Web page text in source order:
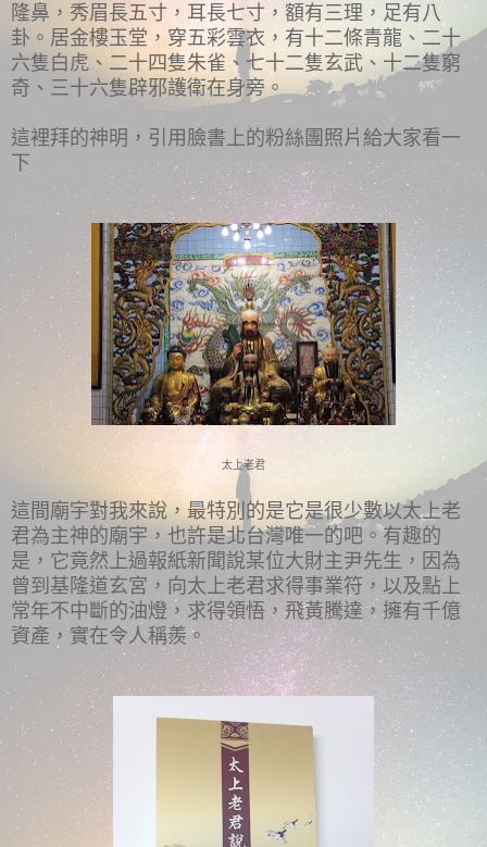
隆鼻，秀眉長五寸，耳長七寸，額有三理，足有八
卦。居金樓玉堂，穿五彩雲衣，有十二條青龍、二十
六隻白虎、二十四隻朱雀、七十二隻玄武、十二隻窮
奇、三十六隻辟邪護衛在身旁。
這裡拜的神明，引用臉書上的粉絲團照片給大家看一
下
太上老君
這間廟宇對我來說，最特別的是它是很少數以太上老
君為主神的廟宇，也許是北台灣唯一的吧。有趣的
是，它竟然上過報紙新聞說某位大財主尹先生，因為
曾到基隆道玄宮，向太上老君求得事業符，以及點上
常年不中斷的油燈，求得領悟，飛黃騰達，擁有千億
資產，實在令人稱羨。